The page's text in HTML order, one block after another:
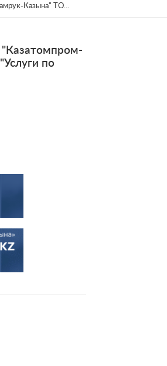
обслуживанию автомобильного транспорта"" ..
по